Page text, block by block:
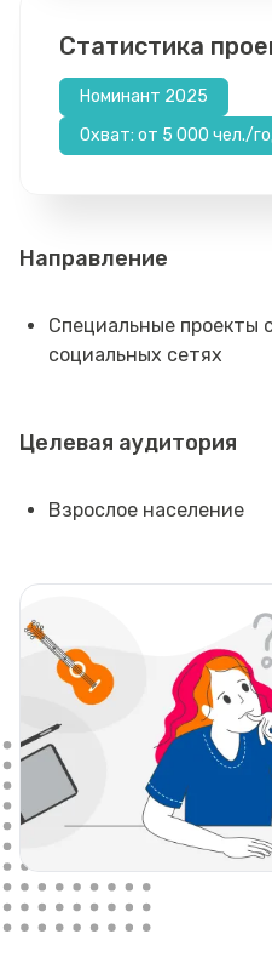
Статистика
Номинант 2025
Охват: от 5 000 чел./
Направление
Специальные проекты
социальных сетях
Целевая аудитория
Взрослое население